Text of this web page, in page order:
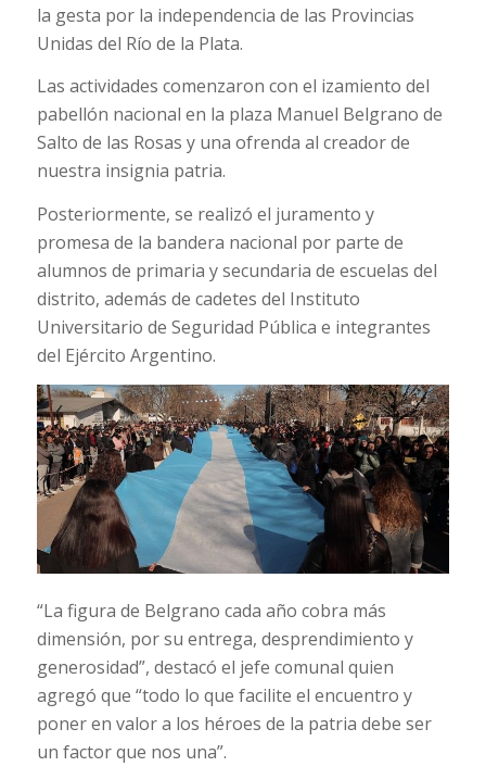
la gesta por la independencia de las Provincias
Unidas del Río de la Plata.
Las actividades comenzaron con el izamiento del
pabellón nacional en la plaza Manuel Belgrano de
Salto de las Rosas y una ofrenda al creador de
nuestra insignia patria.
Posteriormente, se realizó el juramento y
promesa de la bandera nacional por parte de
alumnos de primaria y secundaria de escuelas del
distrito, además de cadetes del Instituto
Universitario de Seguridad Pública e integrantes
del Ejército Argentino.
“La figura de Belgrano cada año cobra más
dimensión, por su entrega, desprendimiento y
generosidad”, destacó el jefe comunal quien
agregó que “todo lo que facilite el encuentro y
poner en valor a los héroes de la patria debe ser
un factor que nos una”.